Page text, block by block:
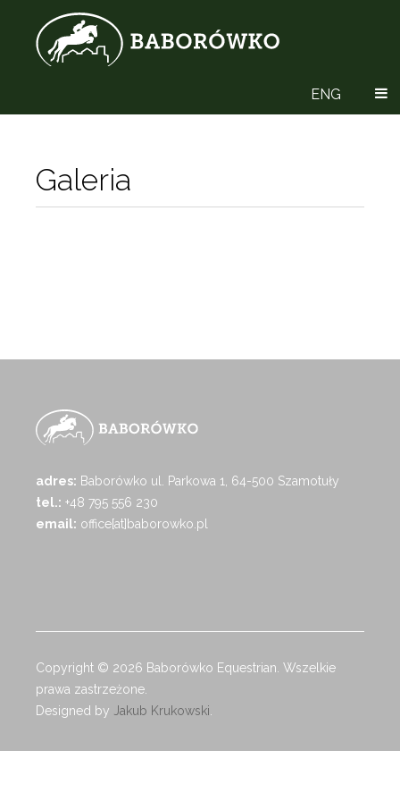
ENG
Galeria
adres: Baborówko ul. Parkowa 1, 64-500 Szamotuły
tel.: +48 795 556 230
email: office[at]baborowko.pl
Copyright © 2026 Baborówko Equestrian. Wszelkie
prawa zastrzeżone.
Designed by Jakub Krukowski